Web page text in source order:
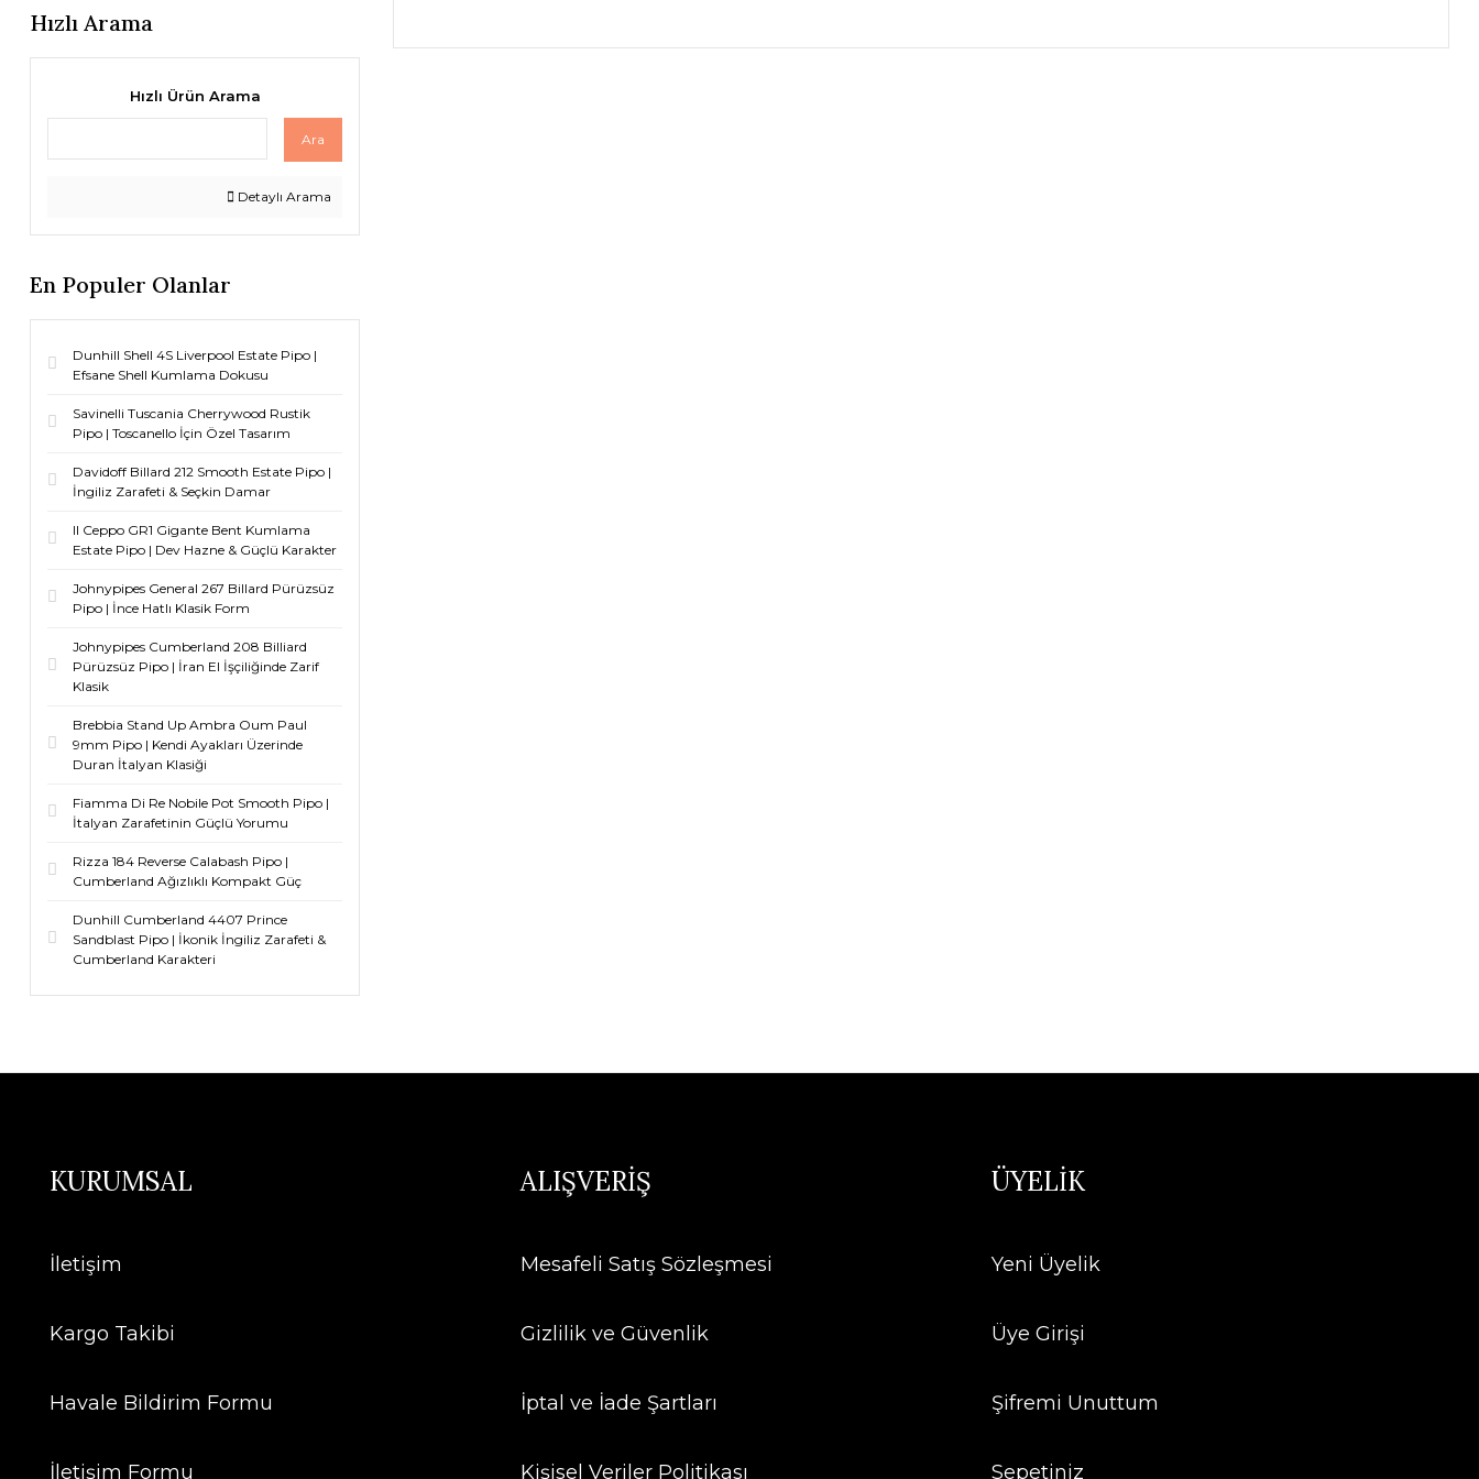
Hızlı Arama
Hızlı Ürün Arama
Ara
Detaylı Arama
En Populer Olanlar
Dunhill Shell 4S Liverpool Estate Pipo |
Efsane Shell Kumlama Dokusu
Savinelli Tuscania Cherrywood Rustik
Pipo | Toscanello İçin Özel Tasarım
Davidoff Billard 212 Smooth Estate Pipo |
İngiliz Zarafeti & Seçkin Damar
Il Ceppo GR1 Gigante Bent Kumlama
Estate Pipo | Dev Hazne & Güçlü Karakter
Johnypipes General 267 Billard Pürüzsüz
Pipo | İnce Hatlı Klasik Form
Johnypipes Cumberland 208 Billiard
Pürüzsüz Pipo | İran El İşçiliğinde Zarif
Klasik
Brebbia Stand Up Ambra Oum Paul
9mm Pipo | Kendi Ayakları Üzerinde
Duran İtalyan Klasiği
Fiamma Di Re Nobile Pot Smooth Pipo |
İtalyan Zarafetinin Güçlü Yorumu
Rizza 184 Reverse Calabash Pipo |
Cumberland Ağızlıklı Kompakt Güç
Dunhill Cumberland 4407 Prince
Sandblast Pipo | İkonik İngiliz Zarafeti &
Cumberland Karakteri
KURUMSAL
İletişim
Kargo Takibi
Havale Bildirim Formu
İletişim Formu
ALIŞVERİŞ
Mesafeli Satış Sözleşmesi
Gizlilik ve Güvenlik
İptal ve İade Şartları
Kişisel Veriler Politikası
ÜYELİK
Yeni Üyelik
Üye Girişi
Şifremi Unuttum
Sepetiniz